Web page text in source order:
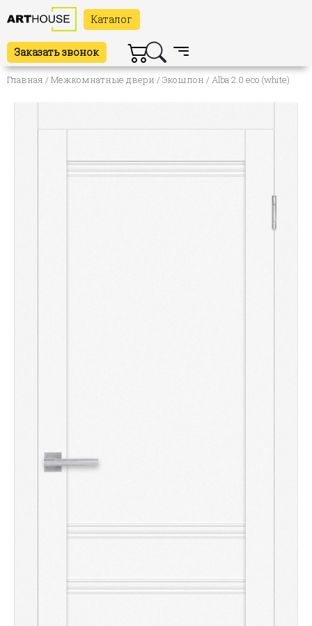
Каталог
Заказать звонок
Главная /Межкомнатные двери /Экошпон / Alba 2.0 eco (white)